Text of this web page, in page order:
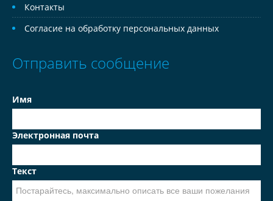
Контакты
Согласие на обработку персональных данных
Отправить сообщение
Имя
Электронная почта
Текст